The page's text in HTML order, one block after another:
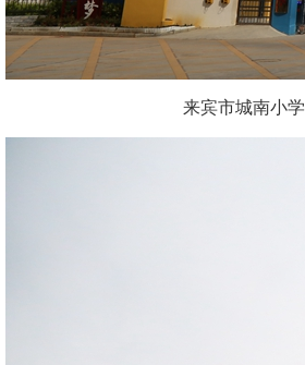
来宾市城南小学